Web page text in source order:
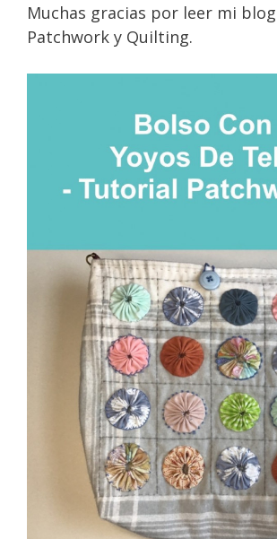
Muchas gracias por leer mi
Patchwork y Quilting.